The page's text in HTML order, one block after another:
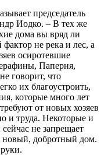
председатель
Иодко. – В тех же
дома вы вряд ли
не река и лес, а
осиротевшие
Паперня,
говорит, что
их благоустроить,
которые много лет
от новых хозяев
и труда. Некоторые и
не запрещает
новый, добротный дом.